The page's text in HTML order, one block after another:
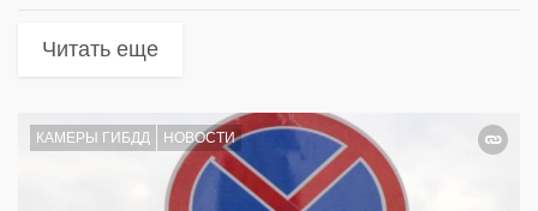
Читать еще
КАМЕРЫ ГИБДД НОВОСТИ